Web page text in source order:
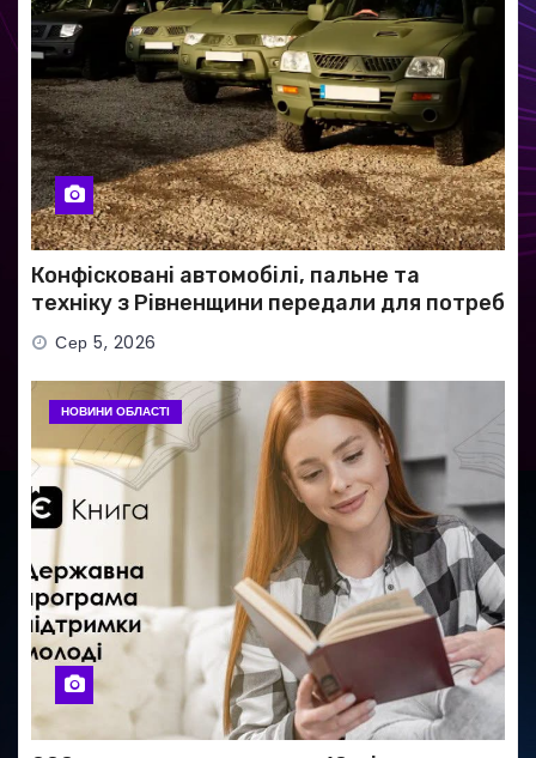
Конфісковані автомобілі, пальне та
техніку з Рівненщини передали для потреб
ЗСУСер 5, 2026
НОВИНИ ОБЛАСТІ